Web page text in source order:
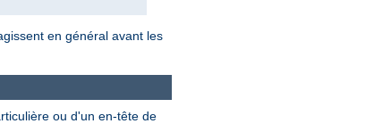
en général avant les
ou d'un en-tête de